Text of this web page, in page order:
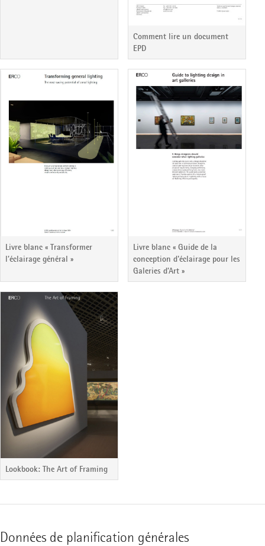
Comment lire un document
EPD
Livre blanc « Transformer
l’éclairage général »
Livre blanc « Guide de la
conception d'éclairage pour les
Galeries d’Art »
Lookbook: The Art of Framing
Données de planification générales